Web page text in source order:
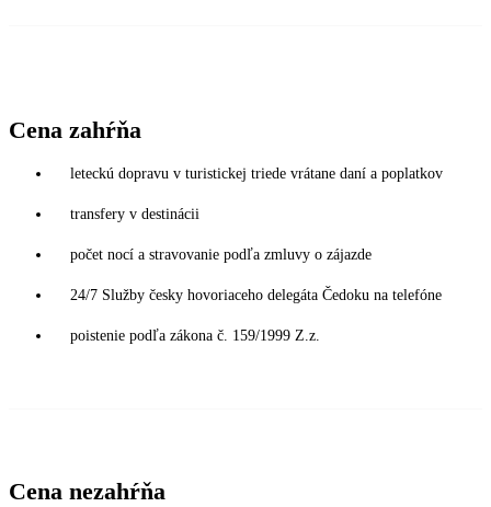
Cena zahŕňa
leteckú dopravu v turistickej triede vrátane daní a poplatkov
transfery v destinácii
počet nocí a stravovanie podľa zmluvy o zájazde
24/7 Služby česky hovoriaceho delegáta Čedoku na telefóne
poistenie podľa zákona č. 159/1999 Z.z.
Cena nezahŕňa